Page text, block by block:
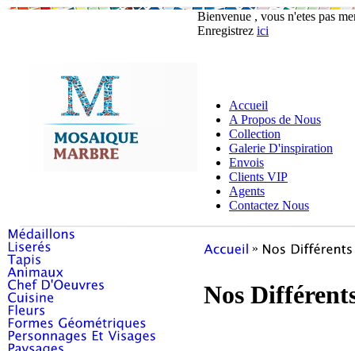
Bienvenue , vous n'etes pas
Enregistrez ici
Accueil
A Propos de Nous
Collection
Galerie D'inspiration
Envois
Clients VIP
Agents
Contactez Nous
»
Nos